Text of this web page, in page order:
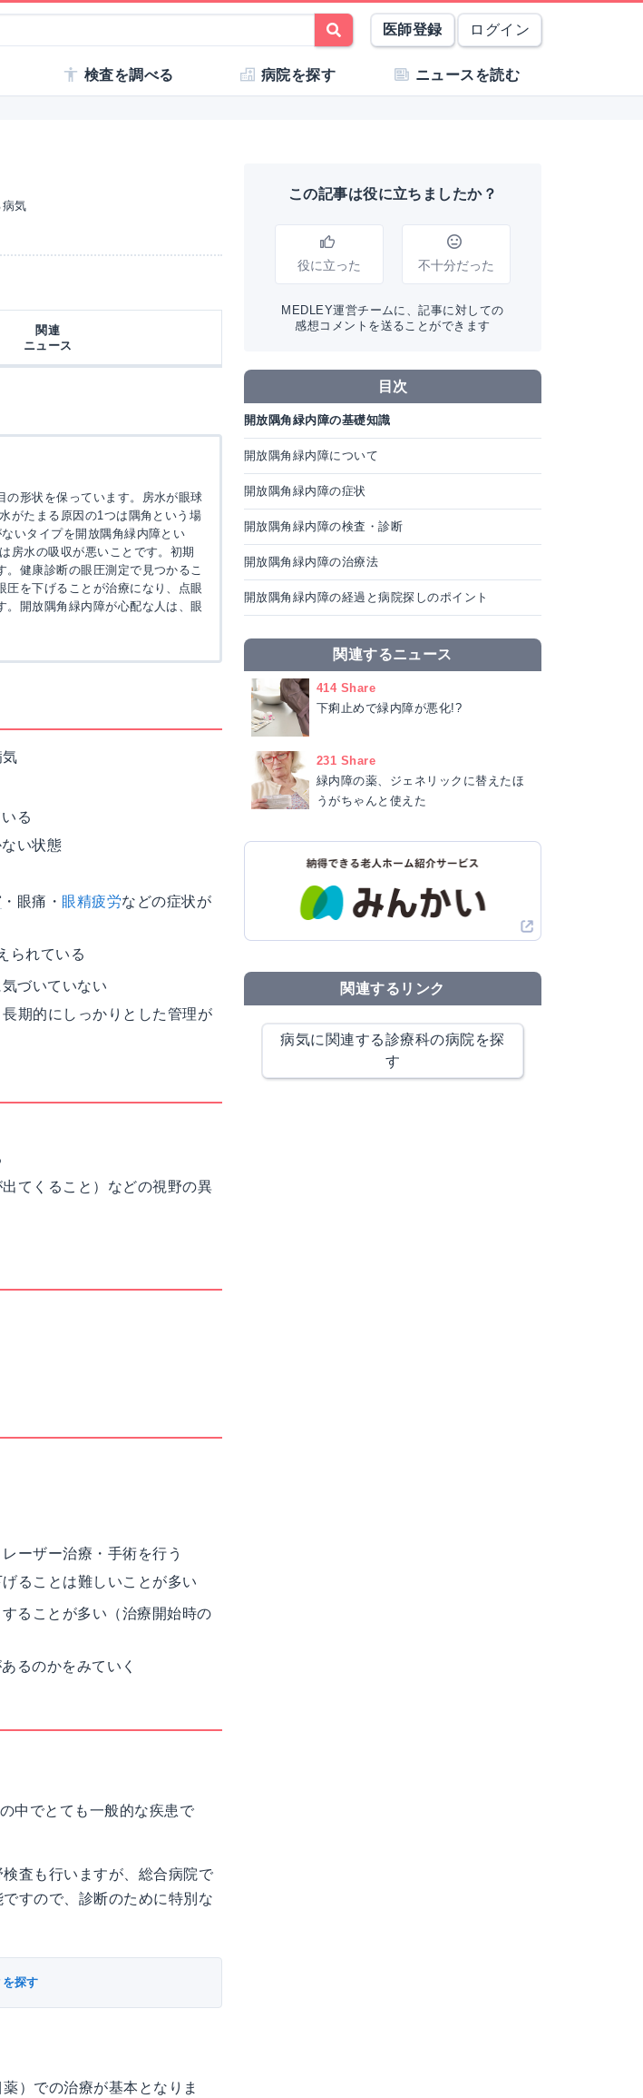
医師登録 ログイン
検査を調べる 病院を探す ニュースを読む
気
関連
ニュース
の形状を保っています。房水が眼球
がたまる原因の1つは隅角という場
いタイプを開放隅角緑内障とい
房水の吸収が悪いことです。初期
健康診断の眼圧測定で見つかるこ
圧を下げることが治療になり、点眼
開放隅角緑内障が心配な人は、眼
る
い状態
・眼痛・ 眼精疲労などの症状が
られている
づいていない
期的にしっかりとした管理が
てくること）などの視野の異
ーザー治療・手術を行う
ることは難しいことが多い
ることが多い（治療開始時の
るのかをみていく
中でとても一般的な疾患で
査も行いますが、総合病院で
すので、診断のために特別な
探す
）での治療が基本となりま
この記事は役に立ちましたか？
役に立った 不十分だった
MEDLEY運営チームに、記事に対しての
感想コメントを送ることができます
目次
開放隅角緑内障の基礎知識
開放隅角緑内障について
開放隅角緑内障の症状
開放隅角緑内障の検査・診断
開放隅角緑内障の治療法
開放隅角緑内障の経過と病院探しのポイント
関連するニュース
414 Share
下痢止めで緑内障が悪化!?
231 Share
緑内障の薬、ジェネリックに替えたほ
うがちゃんと使えた
関連するリンク
病気に関連する診療科の病院を探
す